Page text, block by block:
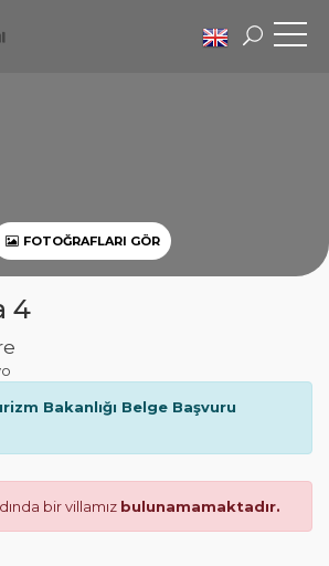
FOTOĞRAFLARI GÖR
4
Bakanlığı Belge Başvuru
bir villamız bulunamamaktadır.